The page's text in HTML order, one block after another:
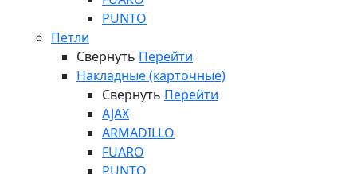
PUNTO
Петли
Свернуть Перейти
Накладные (карточные)
Свернуть Перейти
AJAX
ARMADILLO
FUARO